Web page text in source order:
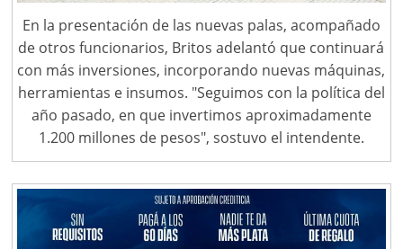
En la presentación de las nuevas palas, acompañado
de otros funcionarios, Britos adelantó que continuará
con más inversiones, incorporando nuevas máquinas,
herramientas e insumos. "Seguimos con la política del
año pasado, en que invertimos aproximadamente
1.200 millones de pesos", sostuvo el intendente.